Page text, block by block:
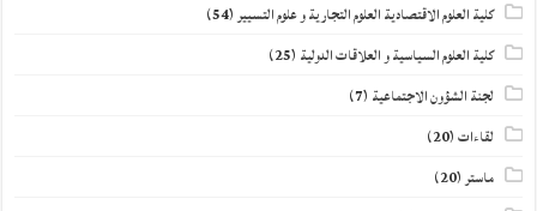
كلية العلوم الاقتصادية العلوم التجارية و علوم التسيير(54)
كلية العلوم السياسية و العلاقات الدولية (25)
لجنة الشؤون الاجتماعية (7)
لقاءات(20)
ماستر(20)